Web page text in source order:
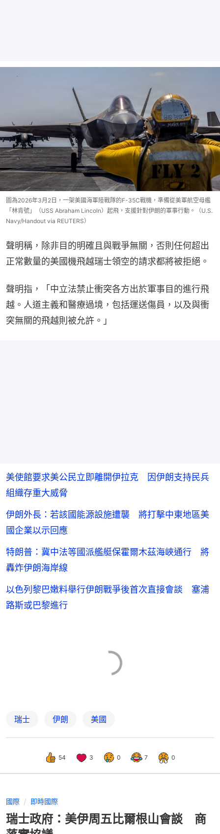
圖為2026年3月2日，一架美國海軍陸戰隊的F-35C戰機，準備從美軍航空母艦
「林肯號」（USS Abraham Lincoln）起飛，支援針對伊朗的軍事行動。（U.S.
Navy/Handout via REUTERS）
聲明稱，除非目的明確且與戰爭無關，否則任何超出
正常數量的美國機飛越瑞士領空的請求都將被拒絕。
聲明指，「中立法禁止衝突各方出於軍事目的進行飛
越。人道主義和醫療過境，包括運送傷員，以及與衝
突無關的飛越則被允許。」
美使館要求美公民立即離開伊拉克 因伊朗支持民兵
組織存重大威脅
伊朗外長：若該國能源設施遭襲 將打擊中東地區美
國企業以示回應
特朗普：冀中法等國派艦艇保霍爾木茲海峽通行 將
轟炸伊朗海岸線
以色列黎巴嫩料舉行伊朗戰爭後首次直接會談 塞浦
路斯或巴黎進行
瑞士 伊朗 美國
54 3 0 7 0
國際 即時國際
瑞士政府：美伊周五比爾根山會談 商